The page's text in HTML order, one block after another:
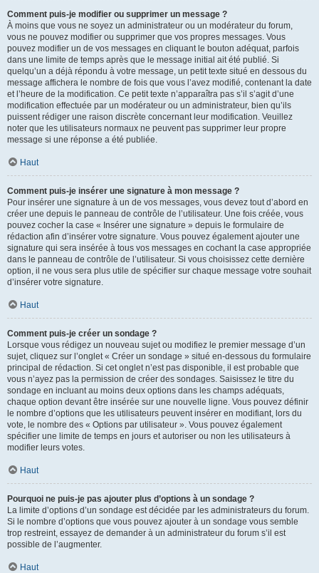
Comment puis-je modifier ou supprimer un message ?
À moins que vous ne soyez un administrateur ou un modérateur du forum,
vous ne pouvez modifier ou supprimer que vos propres messages. Vous
pouvez modifier un de vos messages en cliquant le bouton adéquat, parfois
dans une limite de temps après que le message initial ait été publié. Si
quelqu’un a déjà répondu à votre message, un petit texte situé en dessous du
message affichera le nombre de fois que vous l’avez modifié, contenant la date
et l’heure de la modification. Ce petit texte n’apparaîtra pas s’il s’agit d’une
modification effectuée par un modérateur ou un administrateur, bien qu’ils
puissent rédiger une raison discrète concernant leur modification. Veuillez
noter que les utilisateurs normaux ne peuvent pas supprimer leur propre
message si une réponse a été publiée.
Haut
Comment puis-je insérer une signature à mon message ?
Pour insérer une signature à un de vos messages, vous devez tout d’abord en
créer une depuis le panneau de contrôle de l’utilisateur. Une fois créée, vous
pouvez cocher la case « Insérer une signature » depuis le formulaire de
rédaction afin d’insérer votre signature. Vous pouvez également ajouter une
signature qui sera insérée à tous vos messages en cochant la case appropriée
dans le panneau de contrôle de l’utilisateur. Si vous choisissez cette dernière
option, il ne vous sera plus utile de spécifier sur chaque message votre souhait
d’insérer votre signature.
Haut
Comment puis-je créer un sondage ?
Lorsque vous rédigez un nouveau sujet ou modifiez le premier message d’un
sujet, cliquez sur l’onglet « Créer un sondage » situé en-dessous du formulaire
principal de rédaction. Si cet onglet n’est pas disponible, il est probable que
vous n’ayez pas la permission de créer des sondages. Saisissez le titre du
sondage en incluant au moins deux options dans les champs adéquats,
chaque option devant être insérée sur une nouvelle ligne. Vous pouvez définir
le nombre d’options que les utilisateurs peuvent insérer en modifiant, lors du
vote, le nombre des « Options par utilisateur ». Vous pouvez également
spécifier une limite de temps en jours et autoriser ou non les utilisateurs à
modifier leurs votes.
Haut
Pourquoi ne puis-je pas ajouter plus d’options à un sondage ?
La limite d’options d’un sondage est décidée par les administrateurs du forum.
Si le nombre d’options que vous pouvez ajouter à un sondage vous semble
trop restreint, essayez de demander à un administrateur du forum s’il est
possible de l’augmenter.
Haut